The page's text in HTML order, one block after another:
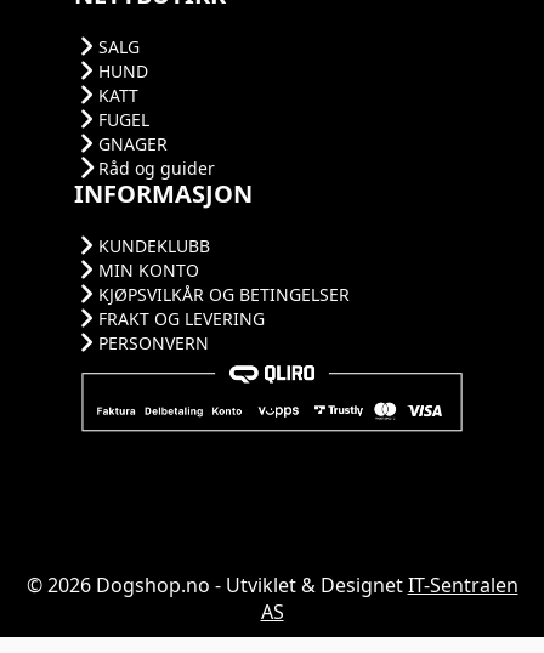
SALG
HUND
KATT
FUGEL
GNAGER
Råd og guider
INFORMASJON
KUNDEKLUBB
MIN KONTO
KJØPSVILKÅR OG BETINGELSER
FRAKT OG LEVERING
PERSONVERN
© 2026 Dogshop.no - Utviklet & DesignetIT-Sentralen
AS